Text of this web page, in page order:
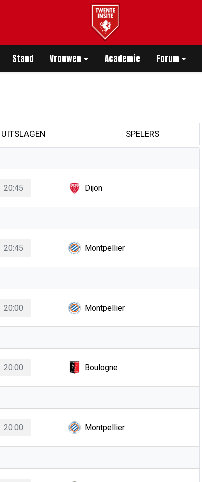
Stand Vrouwen Academie Forum
UITSLAGEN SPELERS
20:45 Dijon
20:45 Montpellier
20:00 Montpellier
20:00 Boulogne
20:00 Montpellier